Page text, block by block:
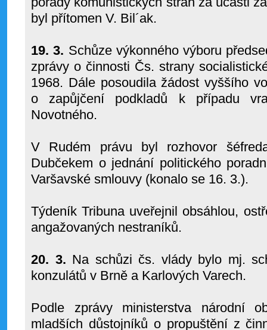
byl přítomen V. Bil´ak.
19. 3. Schůze výkonného výboru
zprávy o činnosti Čs. strany
1968. Dále posoudila žádost vyššího
o zapůjčení podkladů k případu
Novotného.
V Rudém právu byl rozhovor
Dubčekem o jednání politického
Varšavské smlouvy (konalo se 16. 3.).
Týdeník Tribuna uveřejnil obsáhlou,
angažovaných nestraníků.
20. 3. Na schůzi čs. vlády bylo mj.
konzulátů v Brně a Karlových Varech.
Podle zprávy ministerstva národní
mladších důstojníků o propuštění z